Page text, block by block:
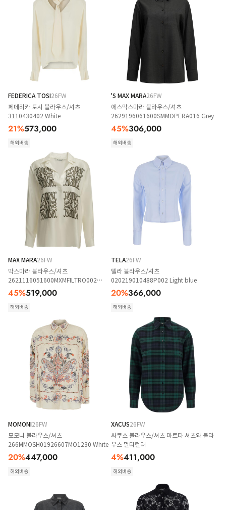
FEDERICA TOSI26FW
페데리카 토시 블라우스/셔츠
3110430402 White
21%573,000
해외배송
'S MAX MARA26FW
에스막스마라 블라우스/셔츠
2629196061600SMMOPERA016 Grey
45%306,000
해외배송
MAX MARA26FW
막스마라 블라우스/셔츠
2621116051600MXMFILTRO002
White
45%519,000
해외배송
TELA26FW
텔라 블라우스/셔츠
020219010488P002 Light blue
20%366,000
해외배송
MOMONI26FW
모모니 블라우스/셔츠
266MMOSH01926607MO1230 White
20%447,000
해외배송
XACUS26FW
싸쿠스 블라우스/셔츠 마르타 셔츠와 블라
우스 멀티컬러
4%411,000
해외배송